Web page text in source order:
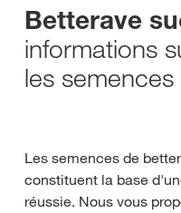
Betterave
informations
les semences
Les semences de
constituent la base
réussie. Nous vous